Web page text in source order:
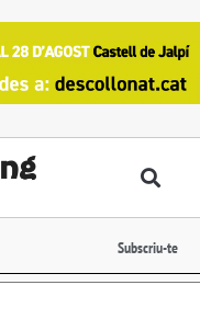
Subscriu-te